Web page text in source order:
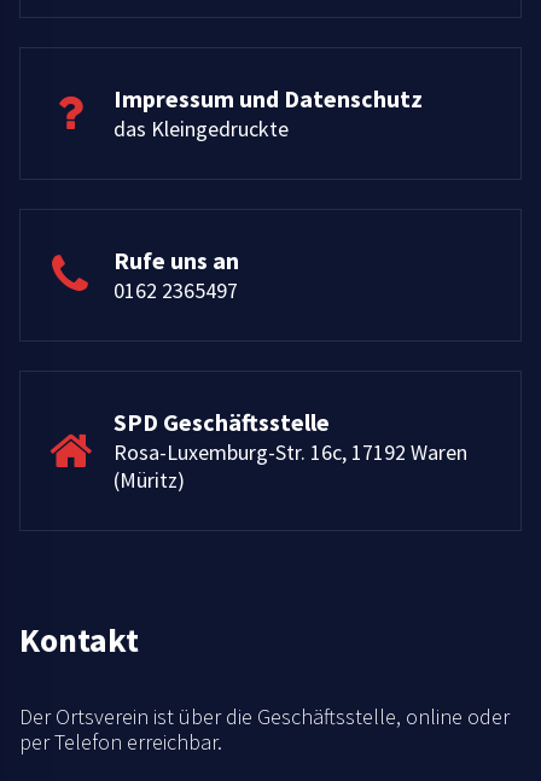
Impressum und Datenschutz
das Kleingedruckte
Rufe uns an
0162 2365497
SPD Geschäftsstelle
Rosa-Luxemburg-Str. 16c, 17192 Waren
(Müritz)
Kontakt
Der Ortsverein ist über die Geschäftsstelle, online oder
per Telefon erreichbar.